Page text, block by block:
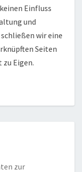
Einfluss
und
wir eine
Seiten
Eigen.
zur